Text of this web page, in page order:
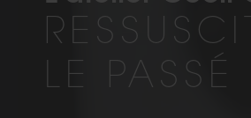
LE PASSÉ